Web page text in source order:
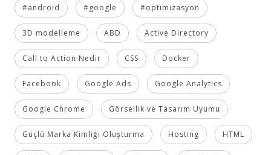
#android #google #optimizasyon
3D modelleme ABD Active Directory
Call to Action Nedir CSS Docker
Facebook Google Ads Google Analytics
Google Chrome Görsellik ve Tasarım Uyumu
Güçlü Marka Kimliği Oluşturma Hosting HTML